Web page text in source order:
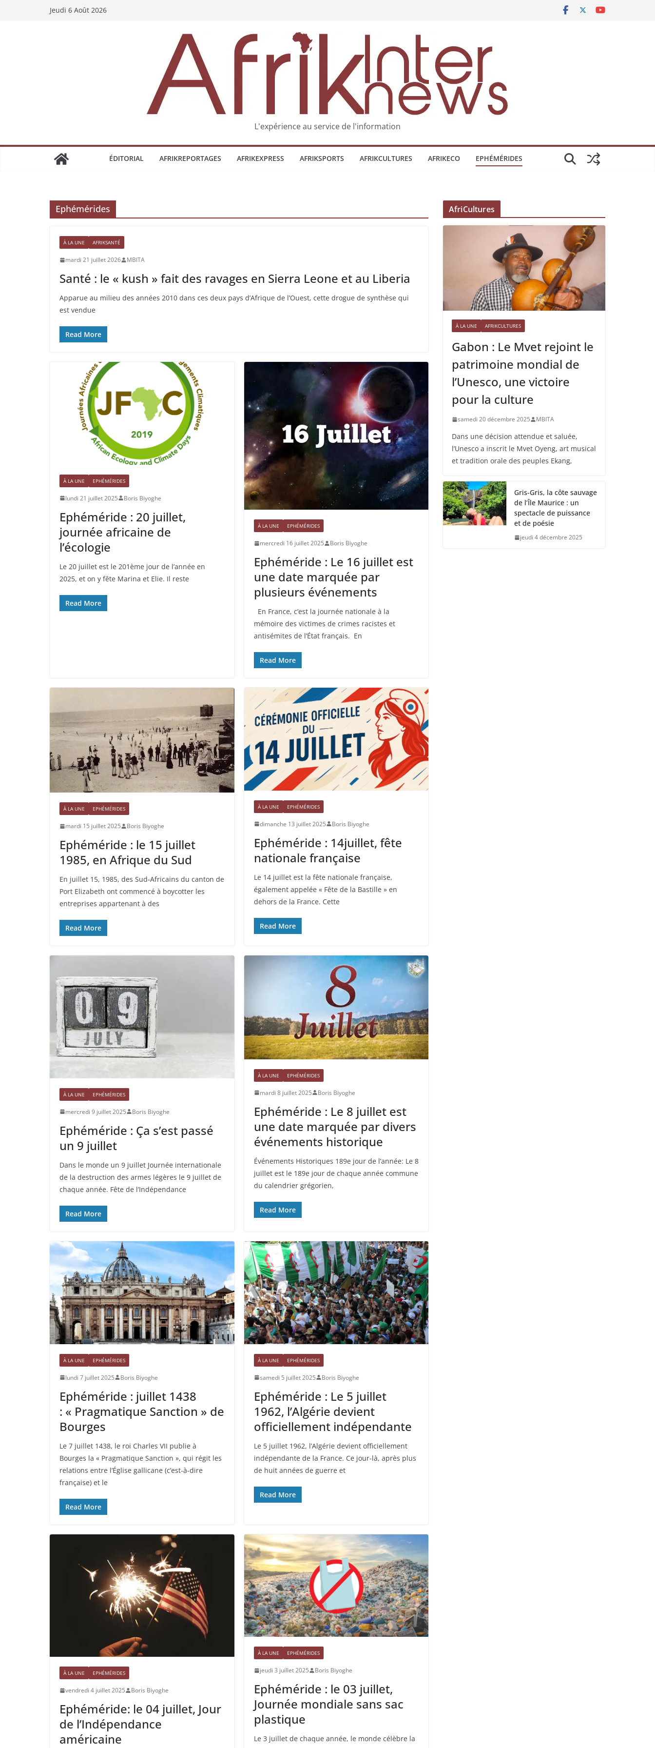
Jeudi 6 Août 2026
L'expérience au service de l'information
ÉDITORIAL AFRIKREPORTAGES AFRIKEXPRESS AFRIKSPORTS AFRIKCULTURES AFRIKECO EPHÉMÉRIDES
Ephémérides
À LA UNE AFRIKSANTÉ
mardi 21 juillet 2026 MBITA
Santé : le « kush » fait des ravages en Sierra Leone et au Liberia
Apparue au milieu des années 2010 dans ces deux pays d’Afrique de l’Ouest, cette drogue de synthèse qui
est vendue
Read More
À LA UNE EPHÉMÉRIDES
lundi 21 juillet 2025 Boris Biyoghe
Ephéméride : 20 juillet,
journée africaine de
l’écologie
Le 20 juillet est le 201ème jour de l’année en
2025, et on y fête Marina et Elie. Il reste
Read More
À LA UNE EPHÉMÉRIDES
mercredi 16 juillet 2025 Boris Biyoghe
Ephéméride : Le 16 juillet est
une date marquée par
plusieurs événements
En France, c’est la journée nationale à la
mémoire des victimes de crimes racistes et
antisémites de l’État français. En
Read More
À LA UNE EPHÉMÉRIDES
mardi 15 juillet 2025 Boris Biyoghe
Ephéméride : le 15 juillet
1985, en Afrique du Sud
En juillet 15, 1985, des Sud-Africains du canton de
Port Elizabeth ont commencé à boycotter les
entreprises appartenant à des
Read More
À LA UNE EPHÉMÉRIDES
dimanche 13 juillet 2025 Boris Biyoghe
Ephéméride : 14juillet, fête
nationale française
Le 14 juillet est la fête nationale française,
également appelée « Fête de la Bastille » en
dehors de la France. Cette
Read More
À LA UNE EPHÉMÉRIDES
mercredi 9 juillet 2025 Boris Biyoghe
Ephéméride : Ça s’est passé
un 9 juillet
Dans le monde un 9 juillet Journée internationale
de la destruction des armes légères le 9 juillet de
chaque année. Fête de l’Indépendance
Read More
À LA UNE EPHÉMÉRIDES
mardi 8 juillet 2025 Boris Biyoghe
Ephéméride : Le 8 juillet est
une date marquée par divers
événements historique
Événements Historiques 189e jour de l’année: Le 8
juillet est le 189e jour de chaque année commune
du calendrier grégorien,
Read More
À LA UNE EPHÉMÉRIDES
lundi 7 juillet 2025 Boris Biyoghe
Ephéméride : juillet 1438
: « Pragmatique Sanction » de
Bourges
Le 7 juillet 1438, le roi Charles VII publie à
Bourges la « Pragmatique Sanction », qui régit les
relations entre l’Église gallicane (c’est-à-dire
française) et le
Read More
À LA UNE EPHÉMÉRIDES
samedi 5 juillet 2025 Boris Biyoghe
Ephéméride : Le 5 juillet
1962, l’Algérie devient
officiellement indépendante
Le 5 juillet 1962, l’Algérie devient officiellement
indépendante de la France. Ce jour-là, après plus
de huit années de guerre et
Read More
À LA UNE EPHÉMÉRIDES
vendredi 4 juillet 2025 Boris Biyoghe
Ephéméride: le 04 juillet, Jour
de l’Indépendance
américaine
À LA UNE EPHÉMÉRIDES
jeudi 3 juillet 2025 Boris Biyoghe
Ephéméride : le 03 juillet,
Journée mondiale sans sac
plastique
Le 3 juillet de chaque année, le monde célèbre la
AfriCultures
À LA UNE AFRIKCULTURES
Gabon : Le Mvet rejoint le
patrimoine mondial de
l’Unesco, une victoire
pour la culture
samedi 20 décembre 2025 MBITA
Dans une décision attendue et saluée,
l’Unesco a inscrit le Mvet Oyeng, art musical
et tradition orale des peuples Ekang,
Gris-Gris, la côte sauvage
de l’Île Maurice : un
spectacle de puissance
et de poésie
jeudi 4 décembre 2025